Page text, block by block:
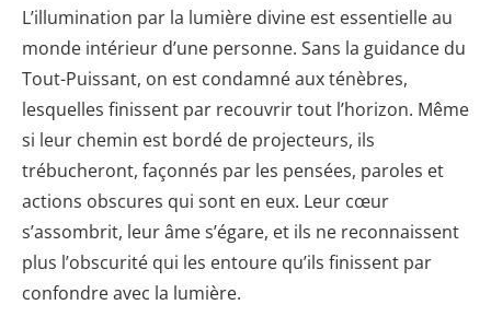
L’illumination par la lumière divine est essentielle au
monde intérieur d’une personne. Sans la guidance du
Tout-Puissant, on est condamné aux ténèbres,
lesquelles finissent par recouvrir tout l’horizon. Même
si leur chemin est bordé de projecteurs, ils
trébucheront, façonnés par les pensées, paroles et
actions obscures qui sont en eux. Leur cœur
s’assombrit, leur âme s’égare, et ils ne reconnaissent
plus l’obscurité qui les entoure qu’ils finissent par
confondre avec la lumière.